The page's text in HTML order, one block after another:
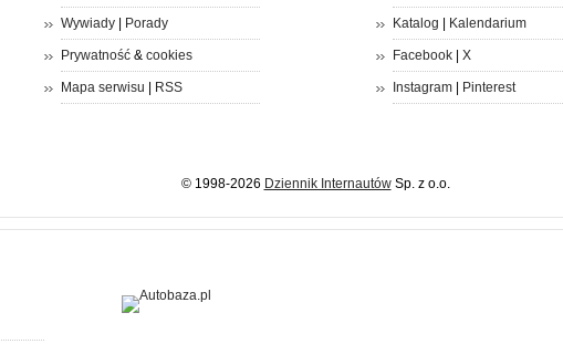
Wywiady| Porady
Prywatność& cookies
Mapa serwisu RSS
Katalog Kalendarium
Facebook| X
Instagram| Pinterest
© 1998-2026 Dziennik InternautówSp. z o.o.